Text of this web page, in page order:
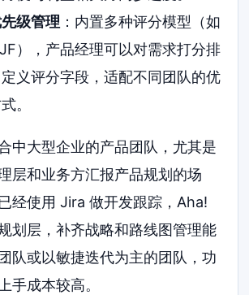
级管理 ：内置多种评分模型（如
），产品经理可以对需求打分排
义评分字段，适配不同团队的优
。
中大型企业的产品团队，尤其是
层和业务方汇报产品规划的场
经使用 Jira 做开发跟踪，Aha!
划层，补齐战略和路线图管理能
队或以敏捷迭代为主的团队，功
手成本较高。